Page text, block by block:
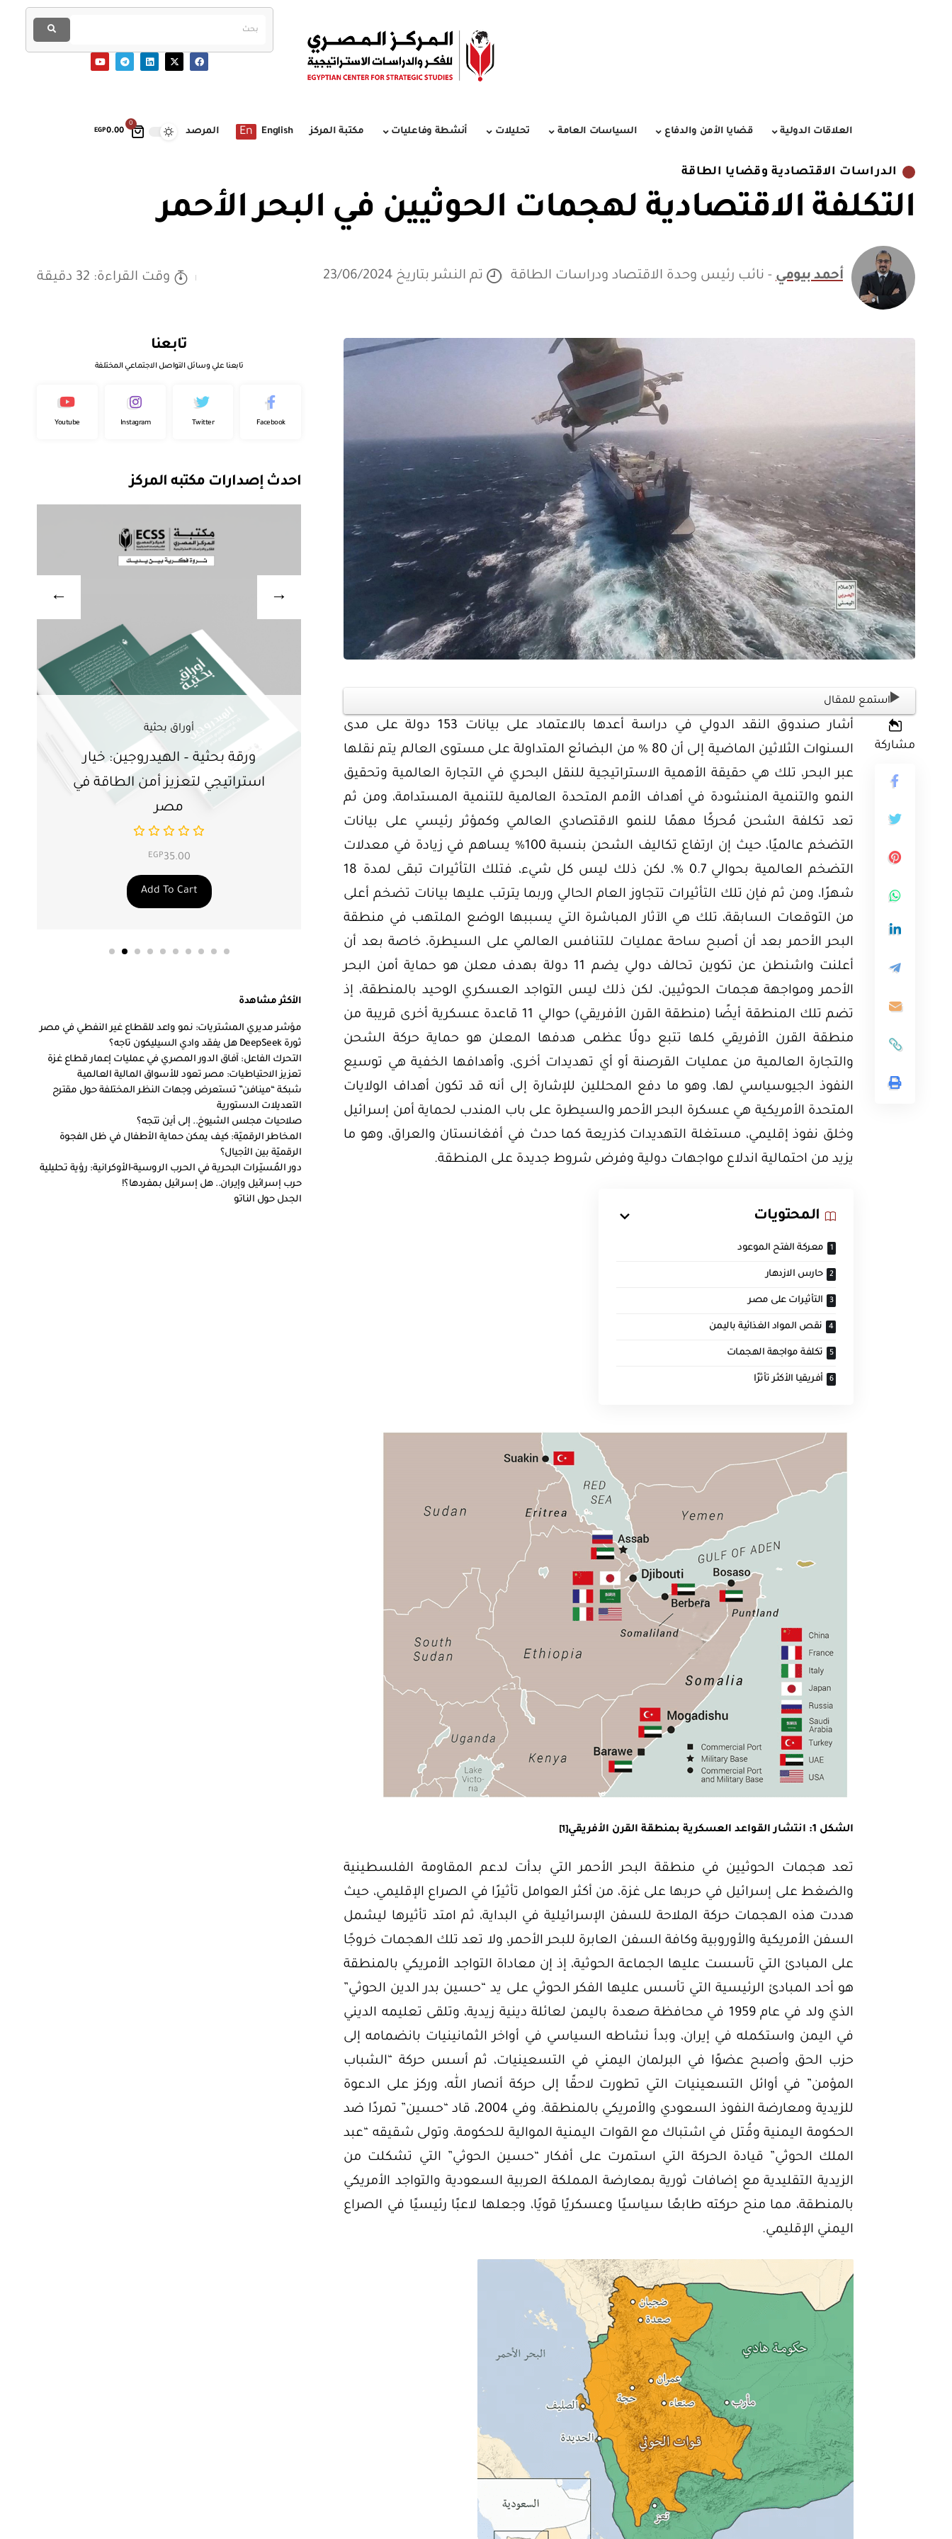
0
EGP0.00 العلاقات الدولية قضايا الأمن والدفاع السياسات العامة تحليلات أنشطة وفاعليات مكتبة المركز English
En المرصد
الدراسات الاقتصادية وقضايا الطاقة
التكلفة الاقتصادية لهجمات الحوثيين في البحر الأحمر
أحمد بيومي - نائب رئيس وحدة الاقتصاد ودراسات الطاقة تم النشر بتاريخ 23/06/2024 وقت القراءة: 32 دقيقة
استمع للمقال
مشاركة
أشار صندوق النقد الدولي في دراسة أعدها بالاعتماد على بيانات 153 دولة على مدى
السنوات الثلاثين الماضية إلى أن 80 % من البضائع المتداولة على مستوى العالم يتم نقلها
عبر البحر، تلك هي حقيقة الأهمية الاستراتيجية للنقل البحري في التجارة العالمية وتحقيق
النمو والتنمية المنشودة في أهداف الأمم المتحدة العالمية للتنمية المستدامة، ومن ثم
تعد تكلفة الشحن مُحركًا مهمًا للنمو الاقتصادي العالمي وكمؤثر رئيسي على بيانات
التضخم عالميًا، حيث إن ارتفاع تكاليف الشحن بنسبة 100% يساهم في زيادة في معدلات
التضخم العالمية بحوالي 0.7 %، لكن ذلك ليس كل شيء، فتلك التأثيرات تبقى لمدة 18
شهرًا، ومن ثم فإن تلك التأثيرات تتجاوز العام الحالي وربما يترتب عليها بيانات تضخم أعلى
من التوقعات السابقة، تلك هي الآثار المباشرة التي يسببها الوضع الملتهب في منطقة
البحر الأحمر بعد أن أصبح ساحة عمليات للتنافس العالمي على السيطرة، خاصة بعد أن
أعلنت واشنطن عن تكوين تحالف دولي يضم 11 دولة بهدف معلن هو حماية أمن البحر
الأحمر ومواجهة هجمات الحوثيين، لكن ذلك ليس التواجد العسكري الوحيد بالمنطقة، إذ
تضم تلك المنطقة أيضًا (منطقة القرن الأفريقي) حوالي 11 قاعدة عسكرية أخرى قريبة من
منطقة القرن الأفريقي كلها تتبع دولًا عظمى هدفها المعلن هو حماية حركة الشحن
والتجارة العالمية من عمليات القرصنة أو أي تهديدات أخرى، وأهدافها الخفية هي توسيع
النفوذ الجيوسياسي لها، وهو ما دفع المحللين للإشارة إلى أنه قد تكون أهداف الولايات
المتحدة الأمريكية هي عسكرة البحر الأحمر والسيطرة على باب المندب لحماية أمن إسرائيل
وخلق نفوذ إقليمي، مستغلة التهديدات كذريعة كما حدث في أفغانستان والعراق، وهو ما
يزيد من احتمالية اندلاع مواجهات دولية وفرض شروط جديدة على المنطقة.
المحتويات
معركة الفتح الموعود
حارس الازدهار
التأثيرات على مصر
نقص المواد الغذائية باليمن
تكلفة مواجهة الهجمات
أفريقيا الأكثر تأثرًا
الشكل 1: انتشار القواعد العسكرية بمنطقة القرن الأفريقي [1]
تعد هجمات الحوثيين في منطقة البحر الأحمر التي بدأت لدعم المقاومة الفلسطينية
والضغط على إسرائيل في حربها على غزة، من أكثر العوامل تأثيرًا في الصراع الإقليمي، حيث
هددت هذه الهجمات حركة الملاحة للسفن الإسرائيلية في البداية، ثم امتد تأثيرها ليشمل
السفن الأمريكية والأوروبية وكافة السفن العابرة للبحر الأحمر، ولا تعد تلك الهجمات خروجًا
على المبادئ التي تأسست عليها الجماعة الحوثية، إذ إن معاداة التواجد الأمريكي بالمنطقة
هو أحد المبادئ الرئيسية التي تأسس عليها الفكر الحوثي على يد “حسين بدر الدين الحوثي”
الذي ولد في عام 1959 في محافظة صعدة باليمن لعائلة دينية زيدية، وتلقى تعليمه الديني
في اليمن واستكمله في إيران، وبدأ نشاطه السياسي في أواخر الثمانينيات بانضمامه إلى
حزب الحق وأصبح عضوًا في البرلمان اليمني في التسعينيات، ثم أسس حركة “الشباب
المؤمن” في أوائل التسعينيات التي تطورت لاحقًا إلى حركة أنصار الله، وركز على الدعوة
للزيدية ومعارضة النفوذ السعودي والأمريكي بالمنطقة. وفي 2004، قاد “حسين” تمردًا ضد
الحكومة اليمنية وقُتل في اشتباك مع القوات اليمنية الموالية للحكومة، وتولى شقيقه “عبد
الملك الحوثي” قيادة الحركة التي استمرت على أفكار “حسين الحوثي” التي تشكلت من
الزيدية التقليدية مع إضافات ثورية بمعارضة المملكة العربية السعودية والتواجد الأمريكي
بالمنطقة، مما منح حركته طابعًا سياسيًا وعسكريًا قويًا، وجعلها لاعبًا رئيسيًا في الصراع
اليمني الإقليمي.
تابعنا
تابعنا علي وسائل التواصل الاجتماعي المختلفة
Facebook
Twitter
Instagram
Youtube
احدث إصدارات مكتبه المركز
أوراق بحثية
ورقة بحثية – الهيدروجين: خيار
استراتيجي لتعزيز أمن الطاقة في
مصر
EGP35.00
Add To Cart
أوراق بحثية
ورقة بحثية - أمن الطاقة المصري:
الغاز والنفط خارطة الموارد
وسياسات التعزيز
Add To Cart
أوراق بحثية
ورقة بحثية – الطاقة المتجددة وتعزيز
أمن الطاقة المصري
EGP
Add To Cart
على مستقبل
الأكثر مشاهدة
مؤشر مديري المشتريات: نمو واعد للقطاع غير النفطي في مصر
ثورة DeepSeek هل يفقد وادي السيليكون تاجه؟
التحرك الفاعل: آفاق الدور المصري في عمليات إعمار قطاع غزة
تعزيز الاحتياطيات: مصر تعود للأسواق المالية العالمية
شبكة “مينافن” تستعرض وجهات النظر المختلفة حول مقترح
التعديلات الدستورية
صلاحيات مجلس الشيوخ.. إلى أين تتجه؟
المخاطر الرقميّة: كيف يمكن حماية الأطفال في ظل الفجوة
الرقميّة بين الأجيال؟
دور المُسيّرات البحرية في الحرب الروسية-الأوكرانية: رؤية تحليلية
حرب إسرائيل وإيران.. هل إسرائيل بمفردها؟!
الجدل حول الناتو